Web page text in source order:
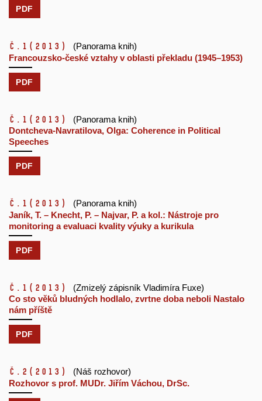
PDF
č.1 (2013)
(Panorama knih)
Francouzsko-české vztahy v oblasti překladu (1945–1953)
PDF
č.1 (2013)
(Panorama knih)
Dontcheva-Navratilova, Olga: Coherence in Political
Speeches
PDF
č.1 (2013)
(Panorama knih)
Janík, T. – Knecht, P. – Najvar, P. a kol.: Nástroje pro
monitoring a evaluaci kvality výuky a kurikula
PDF
č.1 (2013)
(Zmizelý zápisník Vladimíra Fuxe)
Co sto věků bludných hodlalo, zvrtne doba neboli Nastalo
nám příště
PDF
č.2 (2013)
(Náš rozhovor)
Rozhovor s prof. MUDr. Jiřím Váchou, DrSc.